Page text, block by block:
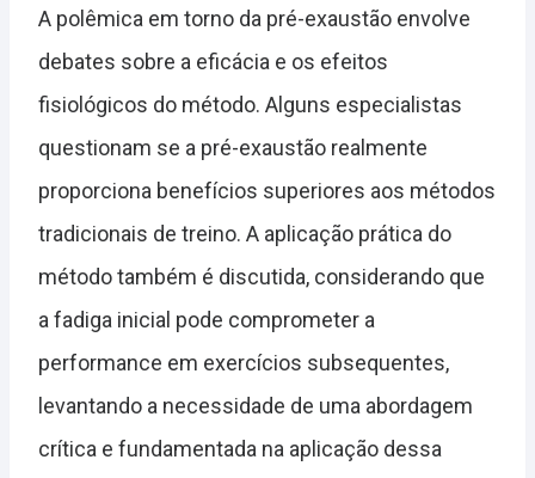
A polêmica em torno da pré-exaustão envolve
debates sobre a eficácia e os efeitos
fisiológicos do método. Alguns especialistas
questionam se a pré-exaustão realmente
proporciona benefícios superiores aos métodos
tradicionais de treino. A aplicação prática do
método também é discutida, considerando que
a fadiga inicial pode comprometer a
performance em exercícios subsequentes,
levantando a necessidade de uma abordagem
crítica e fundamentada na aplicação dessa